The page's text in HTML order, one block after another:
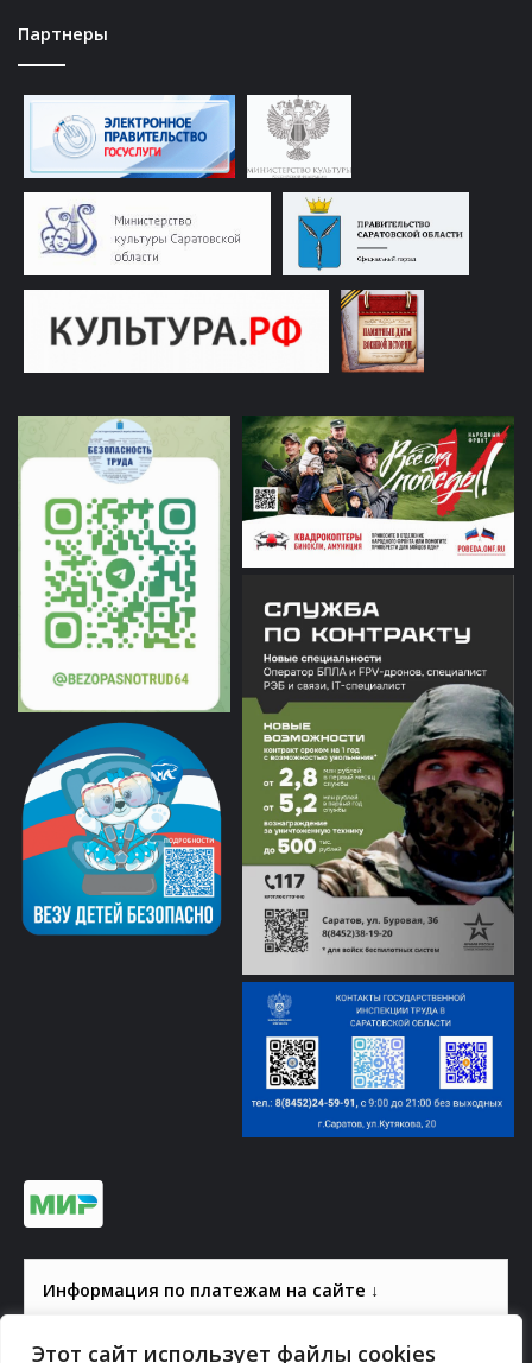
Этот сайт использует файлы cookies
Партнеры
Информация по платежам на сайте ↓